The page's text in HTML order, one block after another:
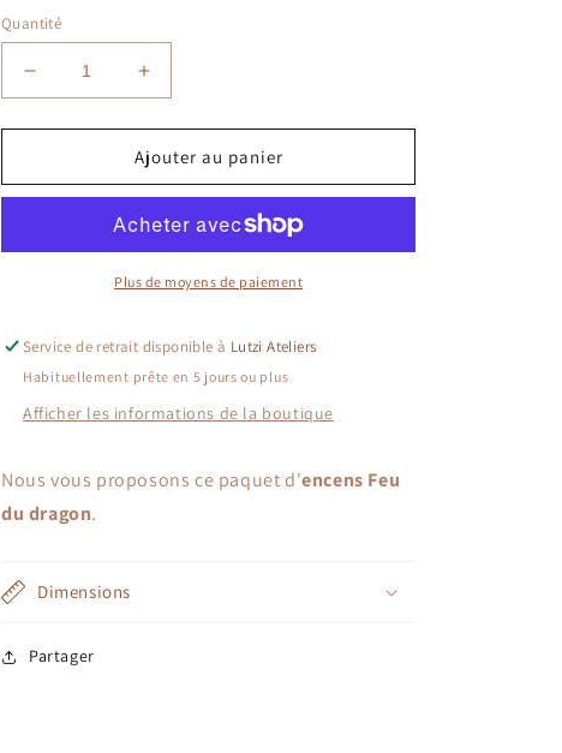
Quantité
Réduire
la
quantité
Encens
dragon
Augmenter
la
quantité
de
Encens
du
dragon
Ajouter au panier
Plus de moyens de paiement
Service de retrait disponible à Lutzi Ateliers
Habituellement prête en 5 jours ou plus
Afficher les informations de la boutique
Nous vous proposons ce paquet d'encens Feu
du dragon.
Dimensions
Partager